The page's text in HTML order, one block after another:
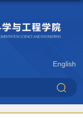
English